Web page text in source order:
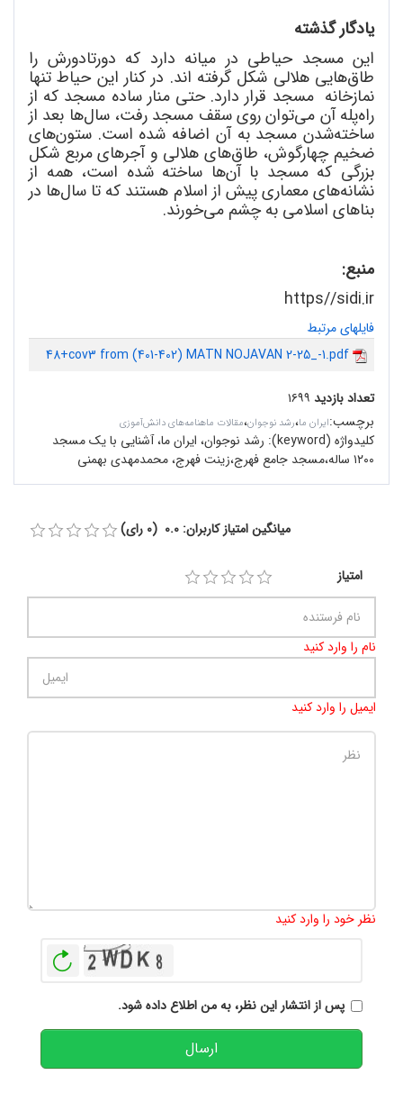
یادگار گذشته
این مسجد حیاطی در میانه دارد که دورتادورش را
طاقهایی هلالی شکل گرفته اند. در کنار این حیاط تنها
نمازخانه مسجد قرار دارد. حتی منار ساده مسجد که از
راهپله آن میتوان روی سقف مسجد رفت، سالها بعد از
ساختهشدن مسجد به آن اضافه شده است. ستونهای
ضخیم چهارگوش، طاقهای هلالی و آجرهای مربع شکل
بزرگی که مسجد با آنها ساخته شده است، همه از
نشانههای معماری پیش از اسلام هستند که تا سالها در
بناهای اسلامی به چشم میخورند.
منبع:
https//sidi.ir
فایلهای مرتبط
48+cov3 from (401-402) MATN NOJAVAN 2-25_-1.pdf
تعداد بازدید ۱۶۹۹
برچسب:ایران ما،رشد نوجوان،مقالات ماهنامه‌های دانش‌آموزی
کلیدواژه (keyword):
رشد نوجوان، ایران ما، آشنایی با یک مسجد
۱۲۰۰ ساله،مسجد جامع فهرج،زینت فهرج،‌ محمدمهدی بهمنی
میانگین امتیاز کاربران: 0.0 (0 رای)
امتیاز
نام را وارد کنید
ایمیل را وارد کنید
نظر خود را وارد کنید
پس از انتشار این نظر، به من اطلاع داده شود.
ارسال